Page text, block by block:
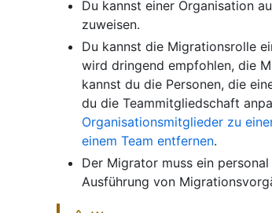
Du kannst einer Organisation
zuweisen.
Du kannst die Migrationsrolle
wird dringend empfohlen, die
kannst du die Personen, die
du die Teammitgliedschaft
Organisationsmitglieder zu
einem Team entfernen.
Der Migrator muss ein
Ausführung von